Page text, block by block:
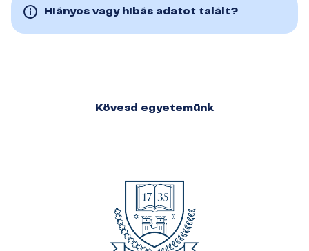
Hiányos vagy hibás adatot talált?
Kövesd egyetemünk